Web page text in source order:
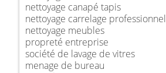
nettoyage canapé tapis
nettoyage carrelage professionnel
nettoyage meubles
propreté entreprise
société de lavage de vitres
menage de bureau